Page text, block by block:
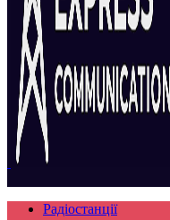
Радіостанції